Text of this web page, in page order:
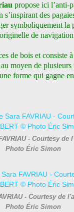
propose ici l’anti-
des
symboliquement la
de
de bois et consiste
moyen de
forme qui gagne
- Courtesy de
Photo Éric Simon
- Courtesy de
Photo Éric Simon